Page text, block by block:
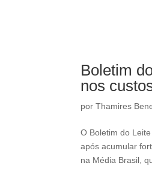
Boletim
nos
porThamires
O Boletim do
após acumular
na Média Brasil,